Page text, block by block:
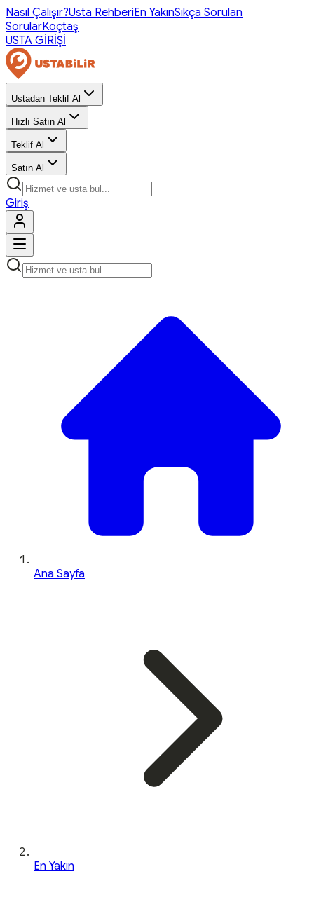
Nasıl Çalışır?Usta RehberiEn YakınSıkça Sorulan
SorularKoçtaş
USTA GİRİŞİ
Ustadan Teklif Al
Hızlı Satın Al
Teklif Al
Satın Al
Giriş
Ana Sayfa
En Yakın